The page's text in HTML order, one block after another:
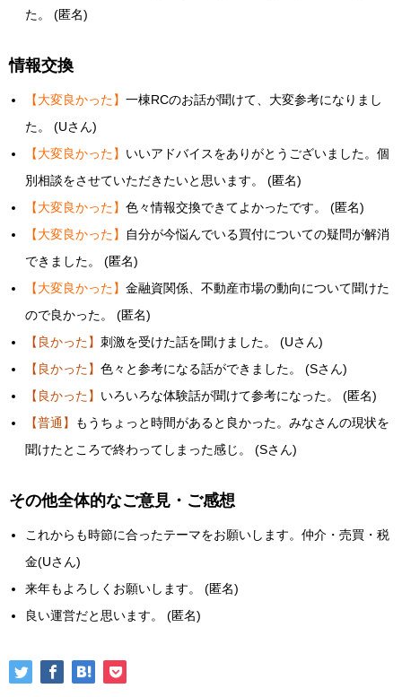
た。 (匿名)
情報交換
【大変良かった】一棟RCのお話が聞けて、大変参考になりまし
た。 (Uさん)
【大変良かった】 いいアドバイスをありがとうございました。個
別相談をさせていただきたいと思います。 (匿名)
【大変良かった】色々情報交換できてよかったです。 (匿名)
【大変良かった】
自分が今悩んでいる買付についての疑問が解消
できました。 (匿名)
【大変良かった】金融資関係、不動産市場の動向について聞けた
ので良かった。 (匿名)
【良かった】刺激を受けた話を聞けました。 (Uさん)
【良かった】色々と参考になる話ができました。 (Sさん)
【良かった】 いろいろな体験話が聞けて参考になった。 (匿名)
【普通】
もうちょっと時間があると良かった。みなさんの現状を
聞けたところで終わってしまった感じ。 (Sさん)
その他全体的なご意見・ご感想
これからも時節に合ったテーマをお願いします。仲介・売買・税
金(Uさん)
来年もよろしくお願いします。 (匿名)
良い運営だと思います。 (匿名)